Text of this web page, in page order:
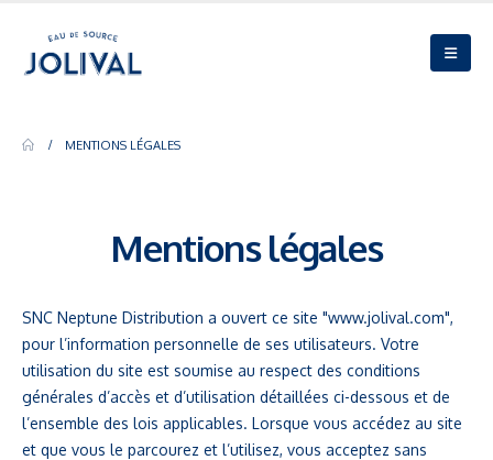
MENTIONS LÉGALES
Mentions légales
SNC Neptune Distribution a ouvert ce site "www.jolival.com",
pour l’information personnelle de ses utilisateurs. Votre
utilisation du site est soumise au respect des conditions
générales d’accès et d’utilisation détaillées ci-dessous et de
l’ensemble des lois applicables. Lorsque vous accédez au site
et que vous le parcourez et l’utilisez, vous acceptez sans